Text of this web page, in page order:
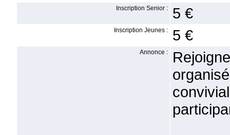
Inscription Senior : 5 €
Inscription Jeunes : 5 €
Annonce :